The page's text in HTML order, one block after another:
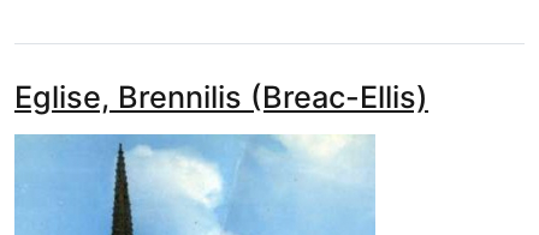
Eglise, Brennilis (Breac-Ellis)
media_galerie_de_photo